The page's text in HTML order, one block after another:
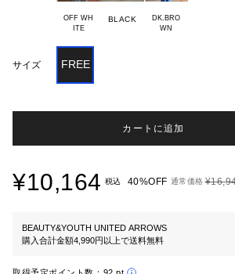
OFF WH
ITE
BLACK
DK.BRO
サイズ FREE
カートに追加
¥10,164 税込 40%OFF 通常価格
BEAUTY&YOUTH UNITED ARROWS
購入合計金額4,990円以上で送料無料